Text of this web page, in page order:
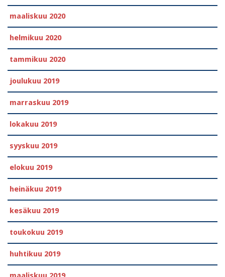
maaliskuu 2020
helmikuu 2020
tammikuu 2020
joulukuu 2019
marraskuu 2019
lokakuu 2019
syyskuu 2019
elokuu 2019
heinäkuu 2019
kesäkuu 2019
toukokuu 2019
huhtikuu 2019